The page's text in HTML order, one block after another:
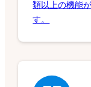
類以上の機能
す。